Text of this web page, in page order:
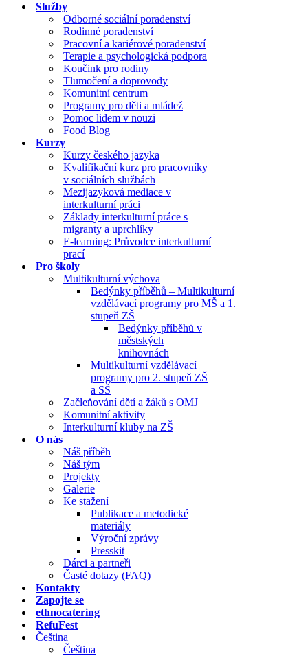
Služby
Odborné sociální poradenství
Rodinné poradenství
Pracovní a kariérové poradenství
Terapie a psychologická podpora
Koučink pro rodiny
Tlumočení a doprovody
Komunitní centrum
Programy pro děti a mládež
Pomoc lidem v nouzi
Food Blog
Kurzy
Kurzy českého jazyka
Kvalifikační kurz pro pracovníky
v sociálních službách
Mezijazyková mediace v
interkulturní práci
Základy interkulturní práce s
migranty a uprchlíky
E-learning: Průvodce interkulturní
prací
Pro školy
Multikulturní výchova
Bedýnky příběhů – Multikulturní
vzdělávací programy pro MŠ a 1.
stupeň ZŠ
Bedýnky příběhů v
městských
knihovnách
Multikulturní vzdělávací
programy pro 2. stupeň ZŠ
a SŠ
Začleňování dětí a žáků s OMJ
Komunitní aktivity
Interkulturní kluby na ZŠ
O nás
Náš příběh
Náš tým
Projekty
Galerie
Ke stažení
Publikace a metodické
materiály
Výroční zprávy
Presskit
Dárci a partneři
Časté dotazy (FAQ)
Kontakty
Zapojte se
ethnocatering
RefuFest
Čeština
Čeština